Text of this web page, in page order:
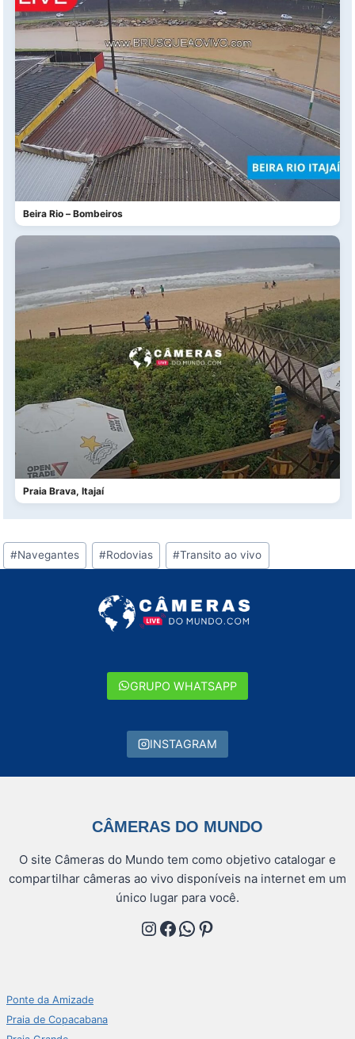
Beira Rio – Bombeiros
Praia Brava, Itajaí
Tags
do
#Navegantes #Rodovias #Transito ao vivo
GRUPO WHATSAPP
INSTAGRAM
CÂMERAS DO MUNDO
O site Câmeras do Mundo tem como objetivo catalogar e
compartilhar câmeras ao vivo disponíveis na internet em um
único lugar para você.
Instagram
Facebook
WhatsApp
Pinterest
Ponte da Amizade
Praia de Copacabana